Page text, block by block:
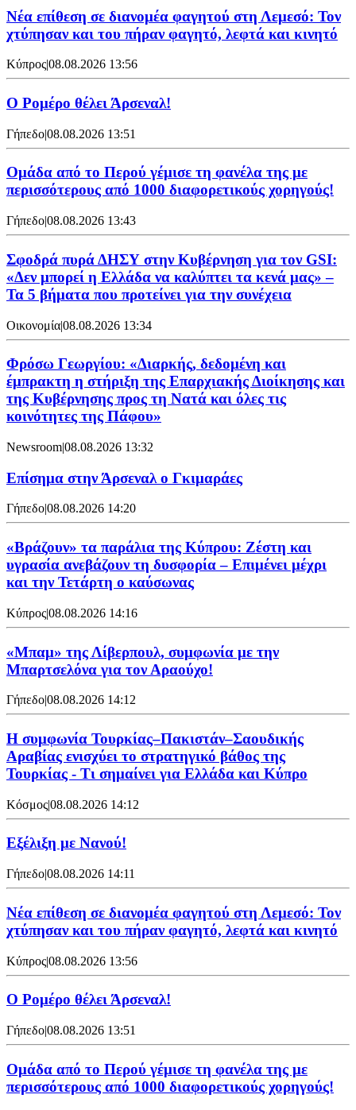
Νέα επίθεση σε διανομέα φαγητού στη Λεμεσό: Τον
χτύπησαν και του πήραν φαγητό, λεφτά και κινητό
Κύπρος|08.08.2026 13:56
Ο Ρομέρο θέλει Άρσεναλ!
Γήπεδο|08.08.2026 13:51
Ομάδα από το Περού γέμισε τη φανέλα της με
περισσότερους από 1000 διαφορετικούς χορηγούς!
Γήπεδο|08.08.2026 13:43
Σφοδρά πυρά ΔΗΣΥ στην Κυβέρνηση για τον GSI:
«Δεν μπορεί η Ελλάδα να καλύπτει τα κενά μας» –
Τα 5 βήματα που προτείνει για την συνέχεια
Οικονομία|08.08.2026 13:34
Φρόσω Γεωργίου: «Διαρκής, δεδομένη και
έμπρακτη η στήριξη της Επαρχιακής Διοίκησης και
της Κυβέρνησης προς τη Νατά και όλες τις
κοινότητες της Πάφου»
Newsroom|08.08.2026 13:32
Επίσημα στην Άρσεναλ ο Γκιμαράες
Γήπεδο|08.08.2026 14:20
«Βράζουν» τα παράλια της Κύπρου: Ζέστη και
υγρασία ανεβάζουν τη δυσφορία – Επιμένει μέχρι
και την Τετάρτη ο καύσωνας
Κύπρος|08.08.2026 14:16
«Μπαμ» της Λίβερπουλ, συμφωνία με την
Μπαρτσελόνα για τον Αραούχο!
Γήπεδο|08.08.2026 14:12
Η συμφωνία Τουρκίας–Πακιστάν–Σαουδικής
Αραβίας ενισχύει το στρατηγικό βάθος της
Τουρκίας - Τι σημαίνει για Ελλάδα και Κύπρο
Κόσμος|08.08.2026 14:12
Εξέλιξη με Νανού!
Γήπεδο|08.08.2026 14:11
Νέα επίθεση σε διανομέα φαγητού στη Λεμεσό: Τον
χτύπησαν και του πήραν φαγητό, λεφτά και κινητό
Κύπρος|08.08.2026 13:56
Ο Ρομέρο θέλει Άρσεναλ!
Γήπεδο|08.08.2026 13:51
Ομάδα από το Περού γέμισε τη φανέλα της με
περισσότερους από 1000 διαφορετικούς χορηγούς!